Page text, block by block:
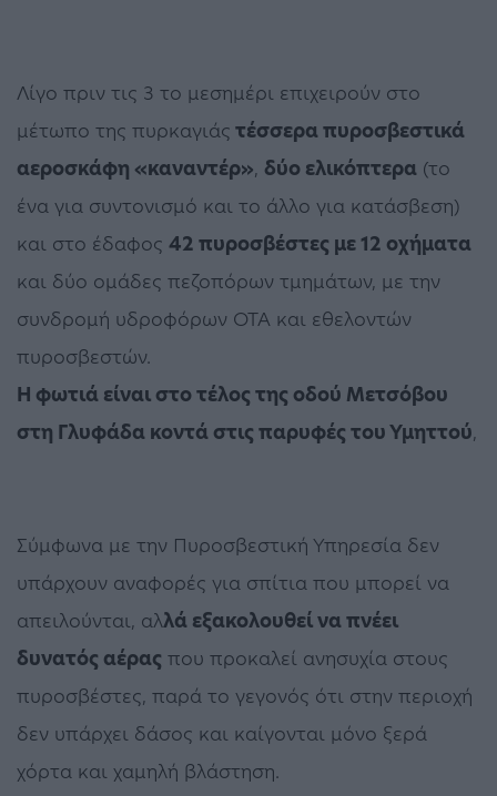
Λίγο πριν τις 3 το μεσημέρι επιχειρούν στο
μέτωπο της πυρκαγιάς τέσσερα πυροσβεστικά
αεροσκάφη «καναντέρ», δύο ελικόπτερα (το
ένα για συντονισμό και το άλλο για κατάσβεση)
και στο έδαφος 42 πυροσβέστες με 12 οχήματα
και δύο ομάδες πεζοπόρων τμημάτων, με την
συνδρομή υδροφόρων ΟΤΑ και εθελοντών
πυροσβεστών.
Η φωτιά είναι στο τέλος της οδού Μετσόβου
στη Γλυφάδα κοντά στις παρυφές του Υμηττού,
Σύμφωνα με την Πυροσβεστική Υπηρεσία δεν
υπάρχουν αναφορές για σπίτια που μπορεί να
απειλούνται, αλλά εξακολουθεί να πνέει
δυνατός αέρας που προκαλεί ανησυχία στους
πυροσβέστες, παρά το γεγονός ότι στην περιοχή
δεν υπάρχει δάσος και καίγονται μόνο ξερά
χόρτα και χαμηλή βλάστηση.